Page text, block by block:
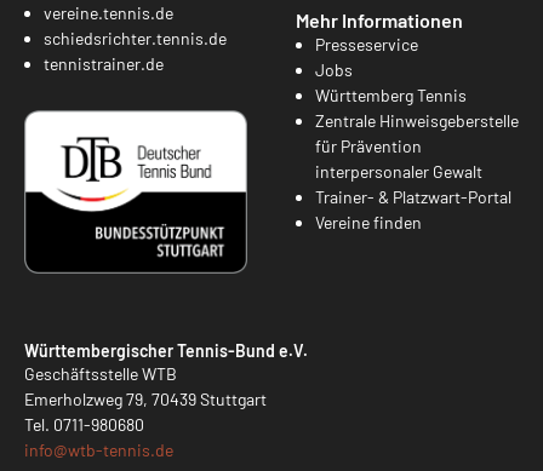
vereine.tennis.de
schiedsrichter.tennis.de
tennistrainer.de
Mehr Informationen
Presseservice
Jobs
Württemberg Tennis
Zentrale Hinweisgeberstelle
für Prävention
interpersonaler Gewalt
Trainer- & Platzwart-Portal
Vereine finden
Württembergischer Tennis-Bund e.V.
Geschäftsstelle WTB
Emerholzweg 79, 70439 Stuttgart
Tel. 0711-980680
info@wtb-tennis.de